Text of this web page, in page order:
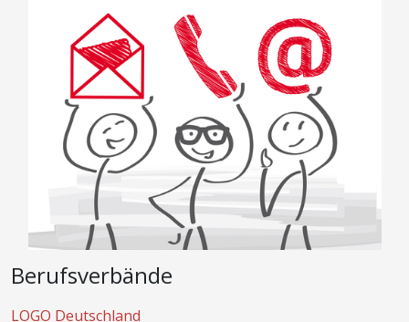
Berufsverbände
LOGO Deutschland